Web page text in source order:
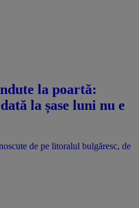
la poartă:
la șase luni nu e
de pe litoralul bulgăresc, de